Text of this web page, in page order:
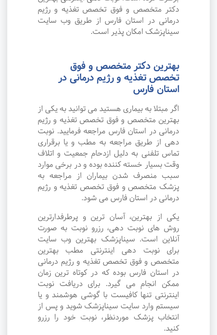
دکتر متخصص و فوق تخصص تغذیه و رژیم
درمانی در استان فارس از طریق وب سایت
سیناپزشک امکان پذیر است.
بهترین دکتر متخصص و فوق
تخصص تغذیه و رژیم درمانی در
استان فارس
اگر مبتلا به بیماری هستید می توانید به یکی از
بهترین متخصص و فوق تخصص تغذیه و رژیم
درمانی در استان فارس مراجعه فرمایید. نوبت
دهی از طریق مراجعه به مطب و یا برقراری
تماس تلفنی به دلیل ازدحام جمعیت و اتلاف
وقت بسیار خسته کننده بوده و در برخی موارد
سبب منصرف شدن بیماران از مراجعه به
پزشک متخصص و فوق تخصص تغذیه و رژیم
درمانی در استان فارس می شود.
یکی از بهترین، آسان ترین و پرطرفدارترین
روش های نوبت دهی، رزرو نوبت به صورت
آنلاین است. سیناپزشک بهترین وب سایت
برای نوبت دهی اینترنتی مطب بهترین
متخصص و فوق تخصص تغذیه و رژیم درمانی
در استان فارس بوده که در کوتاه ترین زمان
ممکن انجام می گیرد. برای دریافت نوبت
اینترنتی تنها کافیست با گوشی هوشمند و یا
سیستم وارد سایت سیناپزشک شوید و پس از
انتخاب پزشک موردنظر، نوبت خود را رزرو
کنید.